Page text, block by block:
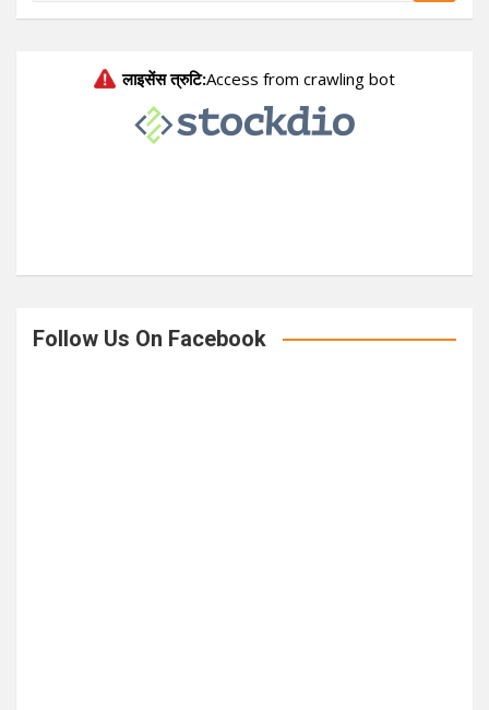
a
Follow Us On Facebook